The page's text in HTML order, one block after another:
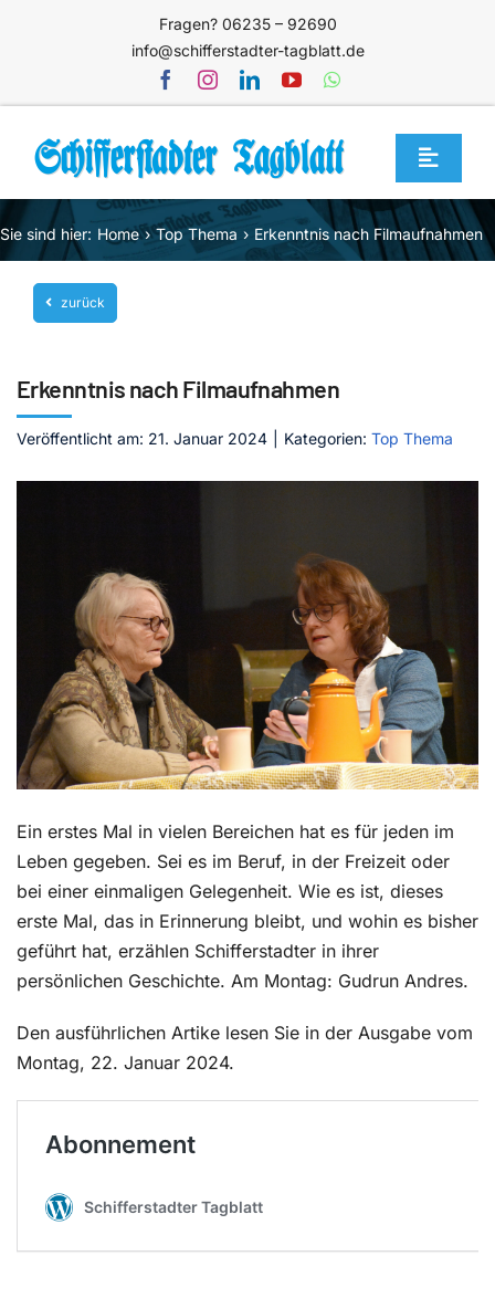
Fragen? 06235 – 92690
info@schifferstadter-tagblatt.de
Toggle
Home
Themen
Blog
Service
Mediathek
Jetzt abonnieren
Sie sind hier: Home Top Thema Erkenntnis nach Filmaufnahmen
zurück
Erkenntnis nach Filmaufnahmen
Veröffentlicht am: 21. Januar 2024 Kategorien: Top Thema
Ein erstes Mal in vielen Bereichen hat es für jeden im
Leben gegeben. Sei es im Beruf, in der Freizeit oder
bei einer einmaligen Gelegenheit. Wie es ist, dieses
erste Mal, das in Erinnerung bleibt, und wohin es bisher
geführt hat, erzählen Schifferstadter in ihrer
persönlichen Geschichte. Am Montag: Gudrun Andres.
Den ausführlichen Artike lesen Sie in der Ausgabe vom
Montag, 22. Januar 2024.